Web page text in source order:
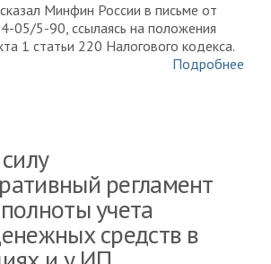
Минфин России в письме от
05/5-90, ссылаясь на положения
1 статьи 220 Налогового кодекса.
Подробнее
регламент
учета
средств в